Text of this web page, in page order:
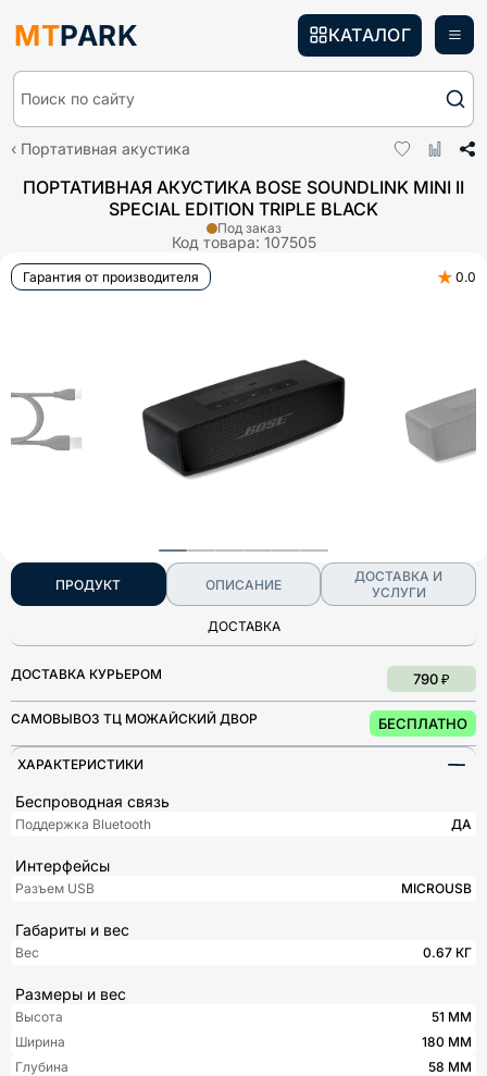
MTPARK
Поиск по сайту
КАТАЛОГ
Портативная акустика
ПОРТАТИВНАЯ АКУСТИКА BOSE SOUNDLINK MINI II
SPECIAL EDITION TRIPLE BLACK
Код товара: 107505
Под заказ
Гарантия от производителя ★ 0.0
ПРОДУКТ ОПИСАНИЕ
ДОСТАВКА И
УСЛУГИ
ДОСТАВКА
ДОСТАВКА КУРЬЕРОМ 790 ₽
САМОВЫВОЗ ТЦ МОЖАЙСКИЙ ДВОР БЕСПЛАТНО
ХАРАКТЕРИСТИКИ
Беспроводная связь
Поддержка Bluetooth ДА
Интерфейсы
Разъем USB MICROUSB
Габариты и вес
Вес 0.67 КГ
Размеры и вес
Высота
51 ММ
Ширина
180 ММ
Глубина
58 ММ